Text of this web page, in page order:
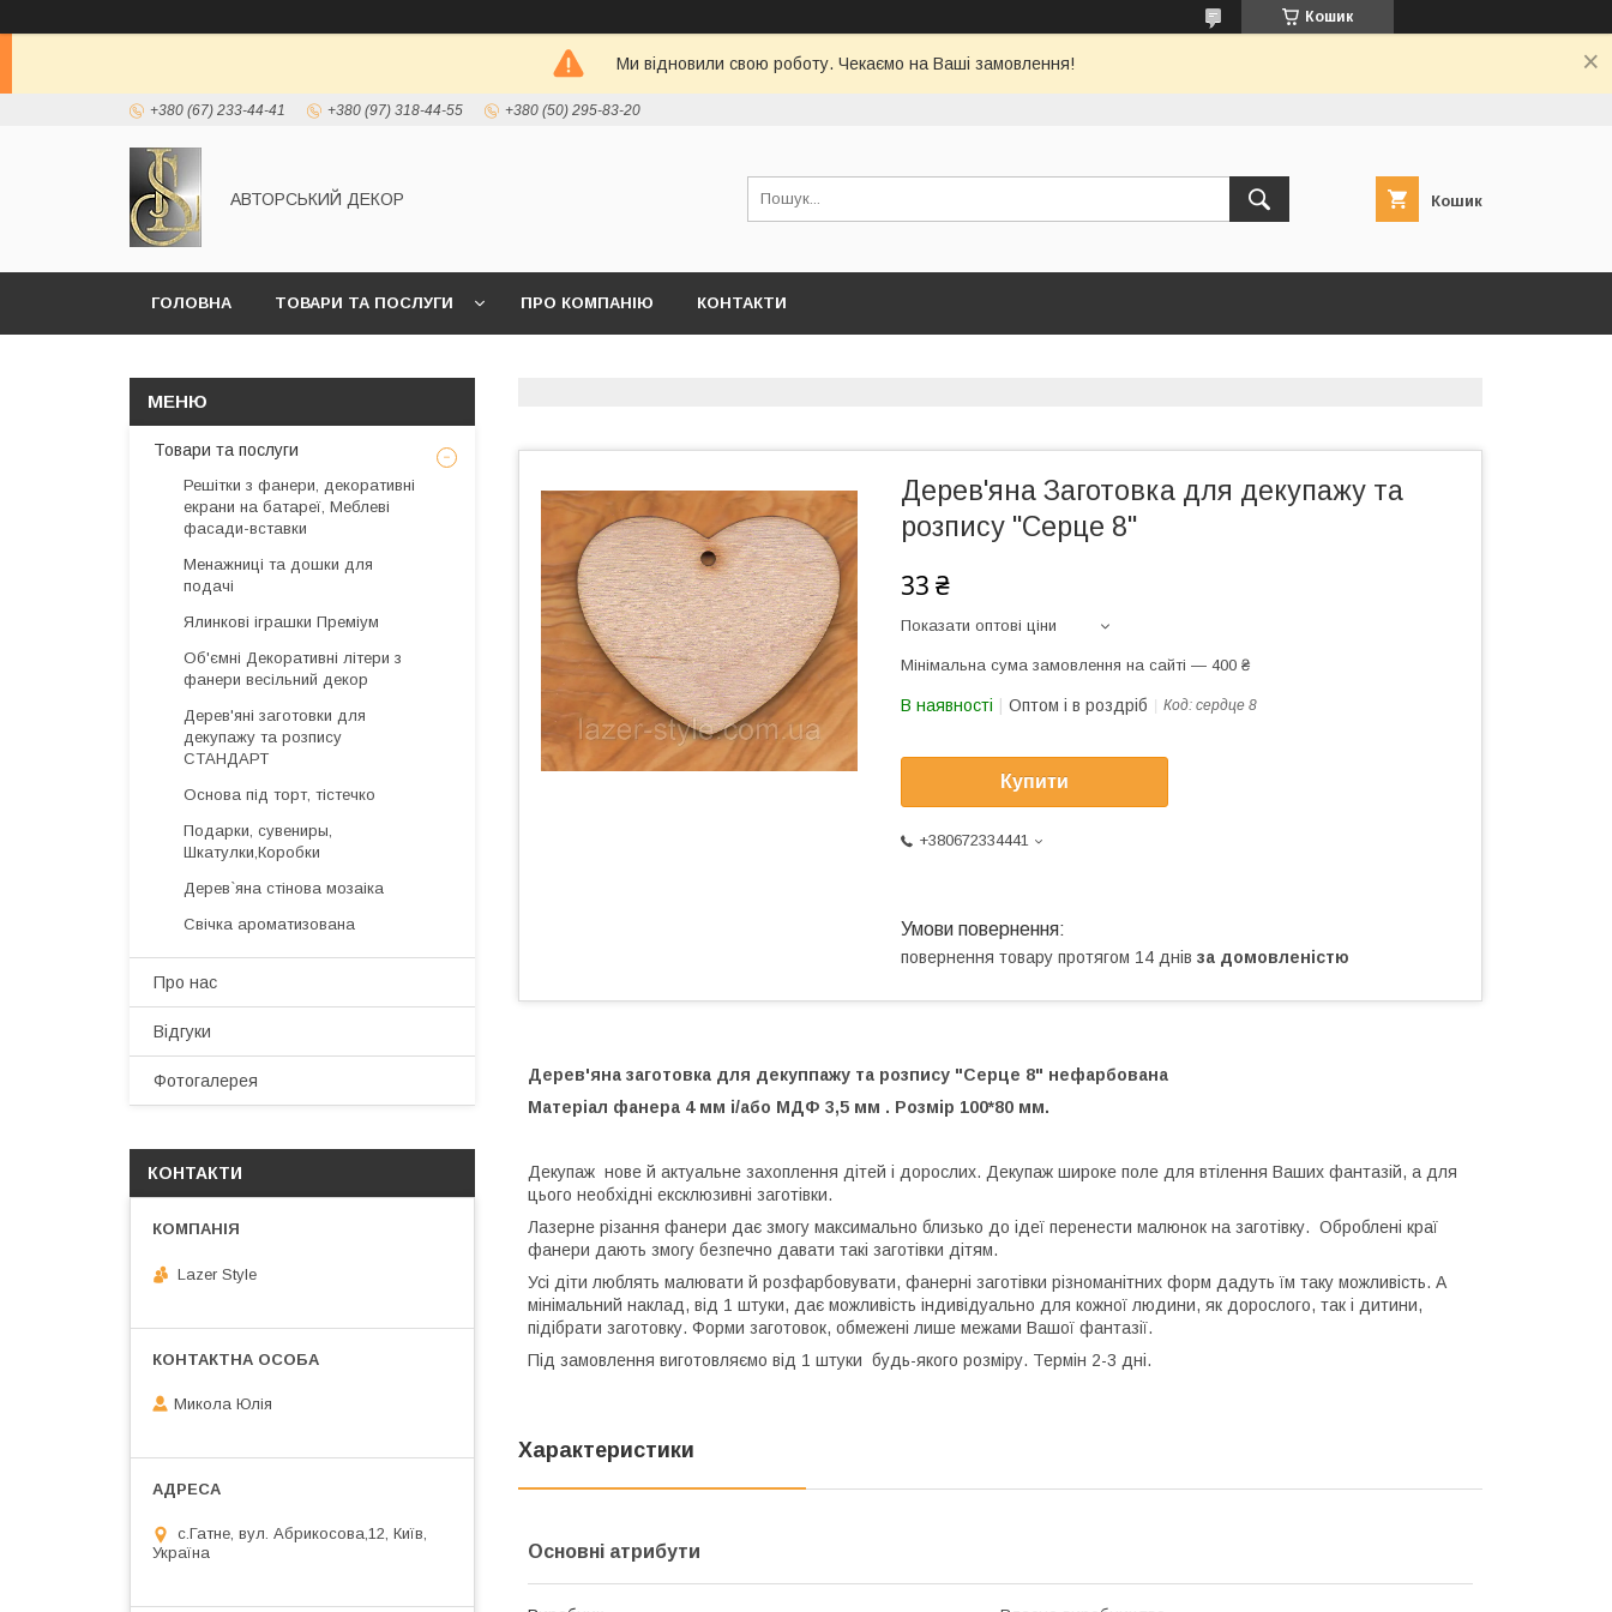
Кошик
Ми відновили свою роботу. Чекаємо на Ваші замовлення!
+380 (67) 233-44-41 +380 (97) 318-44-55 +380 (50) 295-83-20
АВТОРСЬКИЙ ДЕКОР Кошик
ГОЛОВНА ТОВАРИ ТА ПОСЛУГИ ПРО КОМПАНІЮ КОНТАКТИ
Дерев'яна Заготовка для декупажу та
розпису "Серце 8"
33 ₴
Показати оптові ціни
Мінімальна сума замовлення на сайті — 400 ₴
В наявності Оптом і в роздріб Код: сердце 8
Купити
+380672334441
повернення товару протягом 14 днів за домовленістю
Дерев'яна заготовка для декуппажу та розпису "Серце 8" нефарбована
Матеріал фанера 4 мм і/або МДФ 3,5 мм . Розмір 100*80 мм.
Декупаж нове й актуальне захоплення дітей і дорослих. Декупаж широке поле для втілення Ваших фантазій, а для
цього необхідні ексклюзивні заготівки.
Лазерне різання фанери дає змогу максимально близько до ідеї перенести малюнок на заготівку. Оброблені краї
фанери дають змогу безпечно давати такі заготівки дітям.
Усі діти люблять малювати й розфарбовувати, фанерні заготівки різноманітних форм дадуть їм таку можливість. А
мінімальний наклад, від 1 штуки, дає можливість індивідуально для кожної людини, як дорослого, так і дитини,
підібрати заготовку. Форми заготовок, обмежені лише межами Вашої фантазії.
Під замовлення виготовляємо від 1 штуки будь-якого розміру. Термін 2-3 дні.
Характеристики
Основні атрибути
Товари та послуги
Решітки з фанери, декоративні
екрани на батареї, Меблеві
фасади-вставки
Менажниці та дошки для
подачі
Ялинкові іграшки Преміум
Об'ємні Декоративні літери з
фанери весільний декор
Дерев'яні заготовки для
декупажу та розпису
СТАНДАРТ
Основа під торт, тістечко
Подарки, сувениры,
Шкатулки,Коробки
Дерев`яна стінова мозаіка
Свічка ароматизована
Про нас
Відгуки
Фотогалерея
КОНТАКТИ
Lazer Style
Микола Юлія
с.Гатне, вул. Абрикосова,12, Київ,
Україна